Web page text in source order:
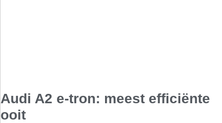
Audi A2 e-tron: meest efficiënte
ooit